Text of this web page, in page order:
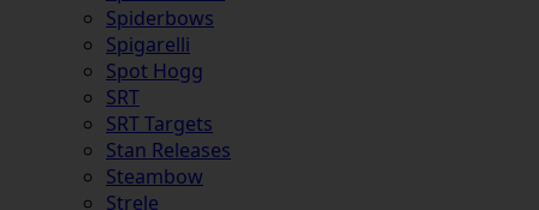
Spiderbows
Spigarelli
Spot Hogg
SRT
SRT Targets
Stan Releases
Steambow
Strele